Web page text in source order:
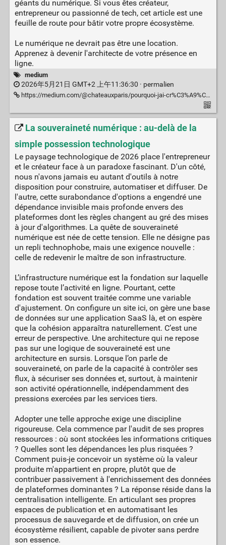
géants du numérique. Si vous êtes créateur,
entrepreneur ou passionné de tech, cet article est une
feuille de route pour bâtir votre propre écosystème.
Le numérique ne devrait pas être une location.
Apprenez à devenir l'architecte de votre présence en
ligne.
medium
2026年5月21日 GMT+2 上午11:36:30 · permalien
https://medium.com/@chateauxparis/pourquoi-jai-cr%C3%A9%C3%A9-ze-web-fr-reprendre-le-contr%C3%B4le-de-son-architecture-num%C3%A9rique-en-2026-63621fd9e76e
La souveraineté numérique : au-delà de la
simple possession technologique
Le paysage technologique de 2026 place l'entrepreneur
et le créateur face à un paradoxe fascinant. D'un côté,
nous n'avons jamais eu autant d'outils à notre
disposition pour construire, automatiser et diffuser. De
l'autre, cette surabondance d'options a engendré une
dépendance invisible mais profonde envers des
plateformes dont les règles changent au gré des mises
à jour d'algorithmes. La quête de souveraineté
numérique est née de cette tension. Elle ne désigne pas
un repli technophobe, mais une exigence nouvelle :
celle de redevenir le maître de son infrastructure.
L’infrastructure numérique est la fondation sur laquelle
repose toute l’activité en ligne. Pourtant, cette
fondation est souvent traitée comme une variable
d'ajustement. On configure un site ici, on gère une base
de données sur une application SaaS là, et on espère
que la cohésion apparaîtra naturellement. C’est une
erreur de perspective. Une architecture qui ne repose
pas sur une logique de souveraineté est une
architecture en sursis. Lorsque l’on parle de
souveraineté, on parle de la capacité à contrôler ses
flux, à sécuriser ses données et, surtout, à maintenir
son activité opérationnelle, indépendamment des
pressions exercées par les services tiers.
Adopter une telle approche exige une discipline
rigoureuse. Cela commence par l'audit de ses propres
ressources : où sont stockées les informations critiques
? Quelles sont les dépendances les plus risquées ?
Comment puis-je concevoir un système où la valeur
produite m'appartient en propre, plutôt que de
contribuer passivement à l'enrichissement des données
de plateformes dominantes ? La réponse réside dans la
centralisation intelligente. En articulant ses propres
espaces de publication et en automatisant les
processus de sauvegarde et de diffusion, on crée un
écosystème résilient, capable de pivoter sans perdre
son essence.